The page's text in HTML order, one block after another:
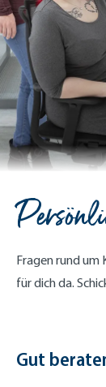
Fragen rund
für dich da.
Gut